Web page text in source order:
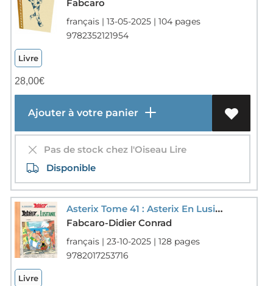
Fabcaro
français | 13-05-2025 | 104 pages
9782352121954
Livre
28,00€
Ajouter à votre panier
Pas de stock chez l'Oiseau Lire
Disponible
Asterix Tome 41 : Asterix En Lusitanie
Fabcaro-Didier Conrad
français | 23-10-2025 | 128 pages
9782017253716
Livre